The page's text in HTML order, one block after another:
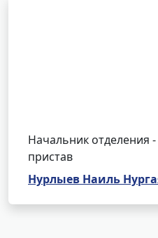
Начальник отделения
пристав
Нурлыев Наиль